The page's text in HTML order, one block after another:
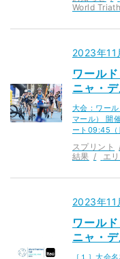
World
2023年11
ワール
ニャ・
大会：ワー
マール） 開
ート09:45（
スプリント
結果
エ
2023年11
ワール
ニャ・
［１］大会